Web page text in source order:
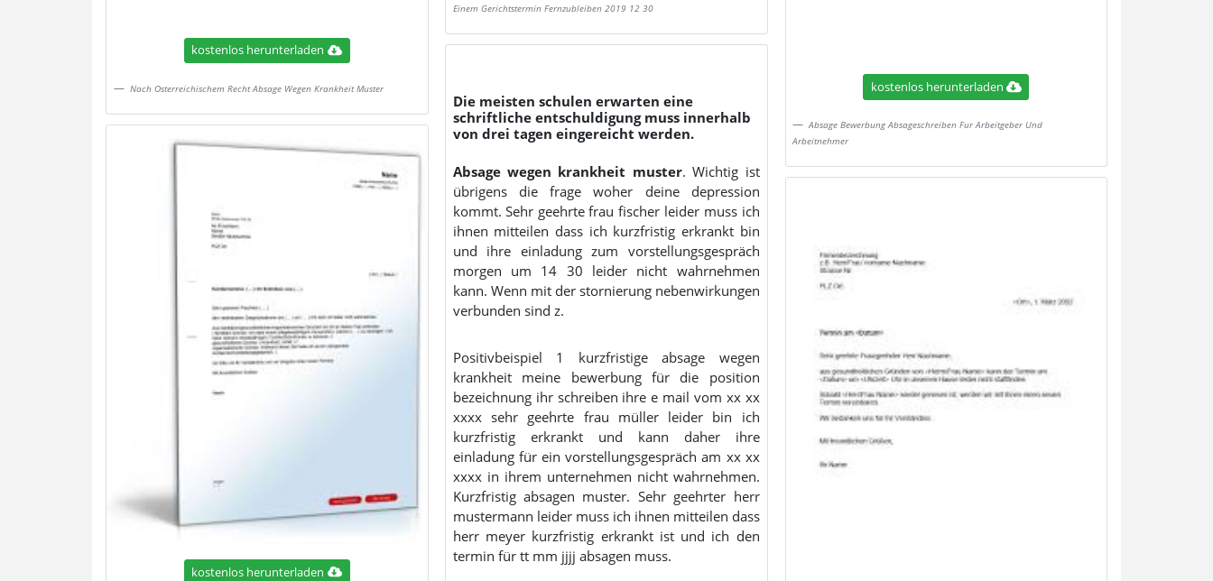
kostenlos herunterladen
Nach Osterreichischem Recht Absage Wegen Krankheit Muster
kostenlos herunterladen
Einem Gerichtstermin Fernzubleiben 2019 12 30
Die meisten schulen erwarten eine
schriftliche entschuldigung muss innerhalb
von drei tagen eingereicht werden.
Absage wegen krankheit muster. Wichtig ist
übrigens die frage woher deine depression
kommt. Sehr geehrte frau fischer leider muss ich
ihnen mitteilen dass ich kurzfristig erkrankt bin
und ihre einladung zum vorstellungsgespräch
morgen um 14 30 leider nicht wahrnehmen
kann. Wenn mit der stornierung nebenwirkungen
verbunden sind z.
Positivbeispiel 1 kurzfristige absage wegen
krankheit meine bewerbung für die position
bezeichnung ihr schreiben ihre e mail vom xx xx
xxxx sehr geehrte frau müller leider bin ich
kurzfristig erkrankt und kann daher ihre
einladung für ein vorstellungsgespräch am xx xx
xxxx in ihrem unternehmen nicht wahrnehmen.
Kurzfristig absagen muster. Sehr geehrter herr
mustermann leider muss ich ihnen mitteilen dass
herr meyer kurzfristig erkrankt ist und ich den
termin für tt mm jjjj absagen muss.
kostenlos herunterladen
Absage Bewerbung Absageschreiben Fur Arbeitgeber Und
Arbeitnehmer